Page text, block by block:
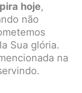
hoje,
não
Sua glória.
na